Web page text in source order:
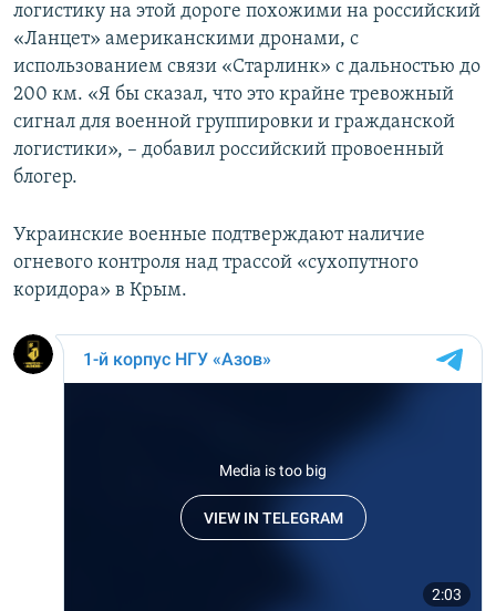
логистику на этой дороге похожими на российский
«Ланцет» американскими дронами, с
использованием связи «Старлинк» с дальностью до
200 км. «Я бы сказал, что это крайне тревожный
сигнал для военной группировки и гражданской
логистики», – добавил российский провоенный
блогер.
Украинские военные подтверждают наличие
огневого контроля над трассой «сухопутного
коридора» в Крым.